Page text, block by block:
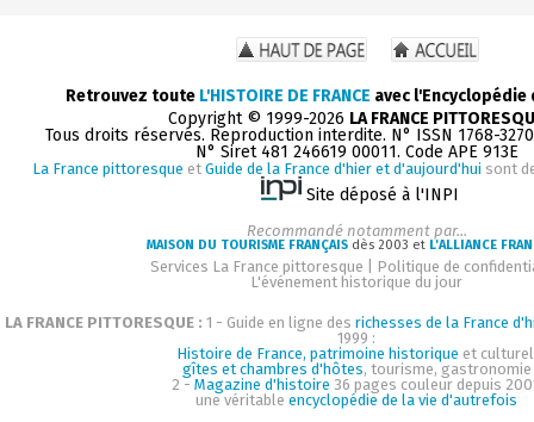
Retrouvez toute L'HISTOIRE DE FRANCE avec
Copyright © 1999-2026 LA FRANCE
Tous droits réservés. Reproduction interdite. N° ISSN 1768-
N° Siret 481 246619 00011. Code APE 913E
La France pittoresque et Guide de la France d'hier et d'aujourd'hui sont
Site déposé à l'INPI
Recommandé notamment par...
MAISON DU TOURISME FRANÇAIS dès 2003 et L'ALLIANCE
Services La France pittoresque
Politique de
L'événement historique du jour
LA FRANCE PITTORESQUE : 1 - Guide en ligne des richesses de la France
1999 :
Histoire de France, patrimoine historique et
gîtes et chambres d'hôtes, tourisme, gastronomie
2 - Magazine d'histoire 36 pages couleur depuis
une véritableencyclopédie de la vie d'autrefois